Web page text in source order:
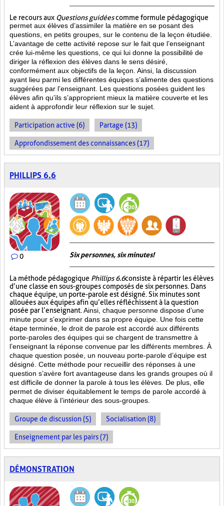
Le recours aux Questions guidéescomme formule pédagogique
permet aux élèves d’assimiler la matière en se posant des
questions, en petits groupes, sur le contenu de la leçon étudiée.
L’avantage de cette activité repose sur le fait que l’enseignant
crée lui-même les questions, ce qui lui donne la possibilité de
diriger la réflexion des élèves dans le sens désiré,
conformément aux objectifs de la leçon. Ainsi, la discussion
ayant lieu parmi les différentes équipes s’alimente des questions
suggérées par l’enseignant. Les questions posées guident les
élèves afin qu’ils s’approprient mieux la matière couverte et les
aident à approfondir leur réflexion sur le sujet.
Participation active (6) Partage (13)
Approfondissement des connaissances (17)
PHILLIPS 6.6
0 Six personnes, six minutes!
La méthode pédagogique Phillips 6.6consiste à répartir les élèves
d’une classe en sous-groupes composés de six personnes. Dans
chaque équipe, un porte-parole est désigné. Six minutes sont
allouées aux équipes afin qu’elles réfléchissent à la question
posée par l’enseignant. Ainsi, chaque personne dispose d’une
minute pour s’exprimer dans sa propre équipe. Une fois cette
étape terminée, le droit de parole est accordé aux différents
porte-paroles des équipes qui se chargent de transmettre à
l’enseignant la réponse convenue par les différents membres. À
chaque question posée, un nouveau porte-parole d’équipe est
désigné. Cette méthode pour recueillir des réponses à une
question s’avère fort avantageuse dans les grands groupes où il
est difficile de donner la parole à tous les élèves. De plus, elle
permet de diviser équitablement le temps de parole accordé à
chaque élève à l’intérieur des sous-groupes.
Groupe de discussion (5) Socialisation (8)
Enseignement par les pairs (7)
DÉMONSTRATION